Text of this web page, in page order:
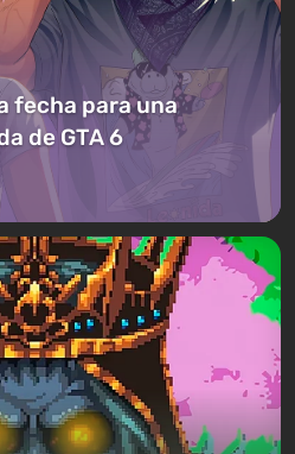
fecha para una
de GTA 6